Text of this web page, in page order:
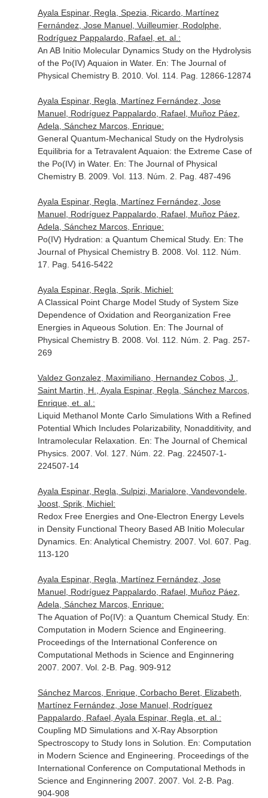
Ayala Espinar, Regla, Spezia, Ricardo, Martínez
Fernández, Jose Manuel, Vuilleumier, Rodolphe,
Rodríguez Pappalardo, Rafael, et. al.:
An AB Initio Molecular Dynamics Study on the Hydrolysis
of the Po(IV) Aquaion in Water. En: The Journal of
Physical Chemistry B. 2010. Vol. 114. Pag. 12866-12874
Ayala Espinar, Regla, Martínez Fernández, Jose
Manuel, Rodríguez Pappalardo, Rafael, Muñoz Páez,
Adela, Sánchez Marcos, Enrique:
General Quantum-Mechanical Study on the Hydrolysis
Equilibria for a Tetravalent Aquaion: the Extreme Case of
the Po(IV) in Water. En: The Journal of Physical
Chemistry B. 2009. Vol. 113. Núm. 2. Pag. 487-496
Ayala Espinar, Regla, Martínez Fernández, Jose
Manuel, Rodríguez Pappalardo, Rafael, Muñoz Páez,
Adela, Sánchez Marcos, Enrique:
Po(IV) Hydration: a Quantum Chemical Study. En: The
Journal of Physical Chemistry B. 2008. Vol. 112. Núm.
17. Pag. 5416-5422
Ayala Espinar, Regla, Sprik, Michiel:
A Classical Point Charge Model Study of System Size
Dependence of Oxidation and Reorganization Free
Energies in Aqueous Solution. En: The Journal of
Physical Chemistry B. 2008. Vol. 112. Núm. 2. Pag. 257-
269
Valdez Gonzalez, Maximiliano, Hernandez Cobos, J.,
Saint Martin, H., Ayala Espinar, Regla, Sánchez Marcos,
Enrique, et. al.:
Liquid Methanol Monte Carlo Simulations With a Refined
Potential Which Includes Polarizability, Nonadditivity, and
Intramolecular Relaxation. En: The Journal of Chemical
Physics. 2007. Vol. 127. Núm. 22. Pag. 224507-1-
224507-14
Ayala Espinar, Regla, Sulpizi, Marialore, Vandevondele,
Joost, Sprik, Michiel:
Redox Free Energies and One-Electron Energy Levels
in Density Functional Theory Based AB Initio Molecular
Dynamics. En: Analytical Chemistry. 2007. Vol. 607. Pag.
113-120
Ayala Espinar, Regla, Martínez Fernández, Jose
Manuel, Rodríguez Pappalardo, Rafael, Muñoz Páez,
Adela, Sánchez Marcos, Enrique:
The Aquation of Po(IV): a Quantum Chemical Study. En:
Computation in Modern Science and Engineering.
Proceedings of the International Conference on
Computational Methods in Science and Enginnering
2007 . 2007. Vol. 2-B. Pag. 909-912
Sánchez Marcos, Enrique, Corbacho Beret, Elizabeth,
Martínez Fernández, Jose Manuel, Rodríguez
Pappalardo, Rafael, Ayala Espinar, Regla, et. al.:
Coupling MD Simulations and X-Ray Absorption
Spectroscopy to Study Ions in Solution. En: Computation
in Modern Science and Engineering. Proceedings of the
International Conference on Computational Methods in
Science and Enginnering 2007 . 2007. Vol. 2-B. Pag.
904-908